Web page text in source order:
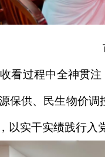
看过程中全神贯
保供、民生物价
以实干实绩践行入